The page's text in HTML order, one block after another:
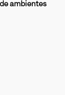
ambientes